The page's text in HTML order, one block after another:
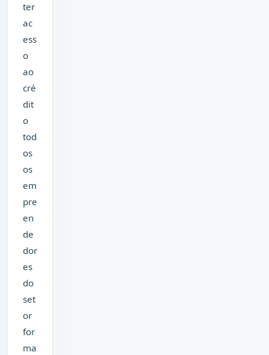
ter
ac
ess
o
ao
cré
dit
o
tod
os
os
em
pre
en
de
dor
es
do
set
or
for
ma